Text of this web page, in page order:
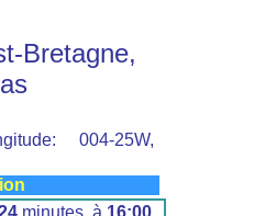
Bretagne,
004-25W,